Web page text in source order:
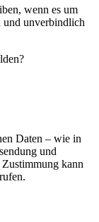
wenn es um
und unverbindlich
Daten – wie in
und
kann